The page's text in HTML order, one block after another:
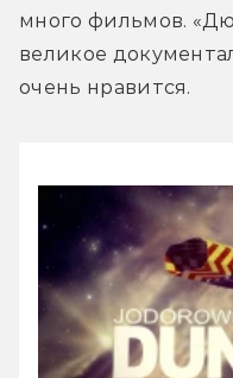
много фильмов.
великое
очень нравится.